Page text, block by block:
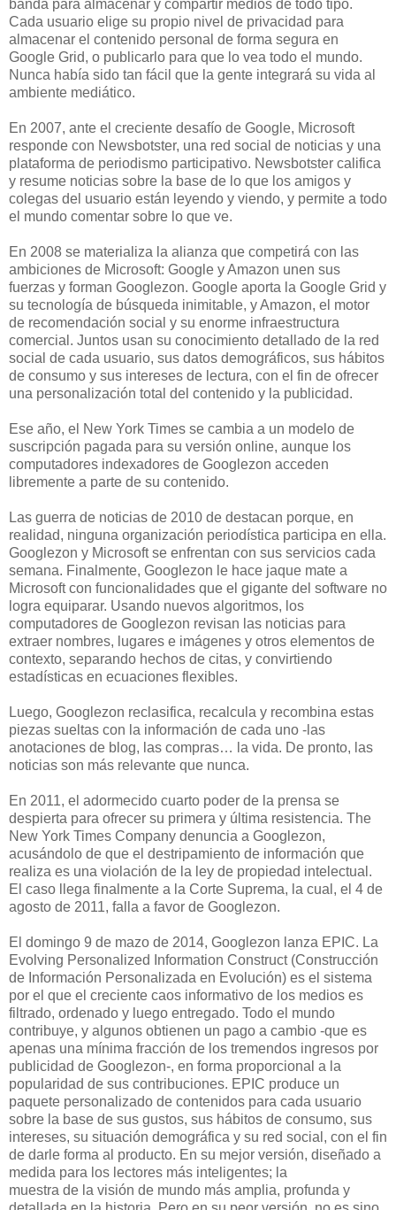
banda para almacenar y compartir medios de todo tipo.
Cada usuario elige su propio nivel de privacidad para
almacenar el contenido personal de forma segura en
Google Grid, o publicarlo para que lo vea todo el mundo.
Nunca había sido tan fácil que la gente integrará su vida al
ambiente mediático.
En 2007, ante el creciente desafío de Google, Microsoft
responde con Newsbotster, una red social de noticias y una
plataforma de periodismo participativo. Newsbotster califica
y resume noticias sobre la base de lo que los amigos y
colegas del usuario están leyendo y viendo, y permite a todo
el mundo comentar sobre lo que ve.
En 2008 se materializa la alianza que competirá con las
ambiciones de Microsoft: Google y Amazon unen sus
fuerzas y forman Googlezon. Google aporta la Google Grid y
su tecnología de búsqueda inimitable, y Amazon, el motor
de recomendación social y su enorme infraestructura
comercial. Juntos usan su conocimiento detallado de la red
social de cada usuario, sus datos demográficos, sus hábitos
de consumo y sus intereses de lectura, con el fin de ofrecer
una personalización total del contenido y la publicidad.
Ese año, el New York Times se cambia a un modelo de
suscripción pagada para su versión online, aunque los
computadores indexadores de Googlezon acceden
libremente a parte de su contenido.
Las guerra de noticias de 2010 de destacan porque, en
realidad, ninguna organización periodística participa en ella.
Googlezon y Microsoft se enfrentan con sus servicios cada
semana. Finalmente, Googlezon le hace jaque mate a
Microsoft con funcionalidades que el gigante del software no
logra equiparar. Usando nuevos algoritmos, los
computadores de Googlezon revisan las noticias para
extraer nombres, lugares e imágenes y otros elementos de
contexto, separando hechos de citas, y convirtiendo
estadísticas en ecuaciones flexibles.
Luego, Googlezon reclasifica, recalcula y recombina estas
piezas sueltas con la información de cada uno -las
anotaciones de blog, las compras… la vida. De pronto, las
noticias son más relevante que nunca.
En 2011, el adormecido cuarto poder de la prensa se
despierta para ofrecer su primera y última resistencia. The
New York Times Company denuncia a Googlezon,
acusándolo de que el destripamiento de información que
realiza es una violación de la ley de propiedad intelectual.
El caso llega finalmente a la Corte Suprema, la cual, el 4 de
agosto de 2011, falla a favor de Googlezon.
El domingo 9 de mazo de 2014, Googlezon lanza EPIC. La
Evolving Personalized Information Construct (Construcción
de Información Personalizada en Evolución) es el sistema
por el que el creciente caos informativo de los medios es
filtrado, ordenado y luego entregado. Todo el mundo
contribuye, y algunos obtienen un pago a cambio -que es
apenas una mínima fracción de los tremendos ingresos por
publicidad de Googlezon-, en forma proporcional a la
popularidad de sus contribuciones. EPIC produce un
paquete personalizado de contenidos para cada usuario
sobre la base de sus gustos, sus hábitos de consumo, sus
intereses, su situación demográfica y su red social, con el fin
de darle forma al producto. En su mejor versión, diseñado a
medida para los lectores más inteligentes; la
muestra de la visión de mundo más amplia, profunda y